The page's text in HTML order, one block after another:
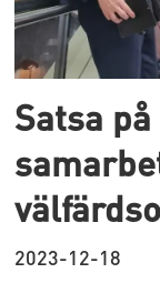
Satsa
2023-12-18